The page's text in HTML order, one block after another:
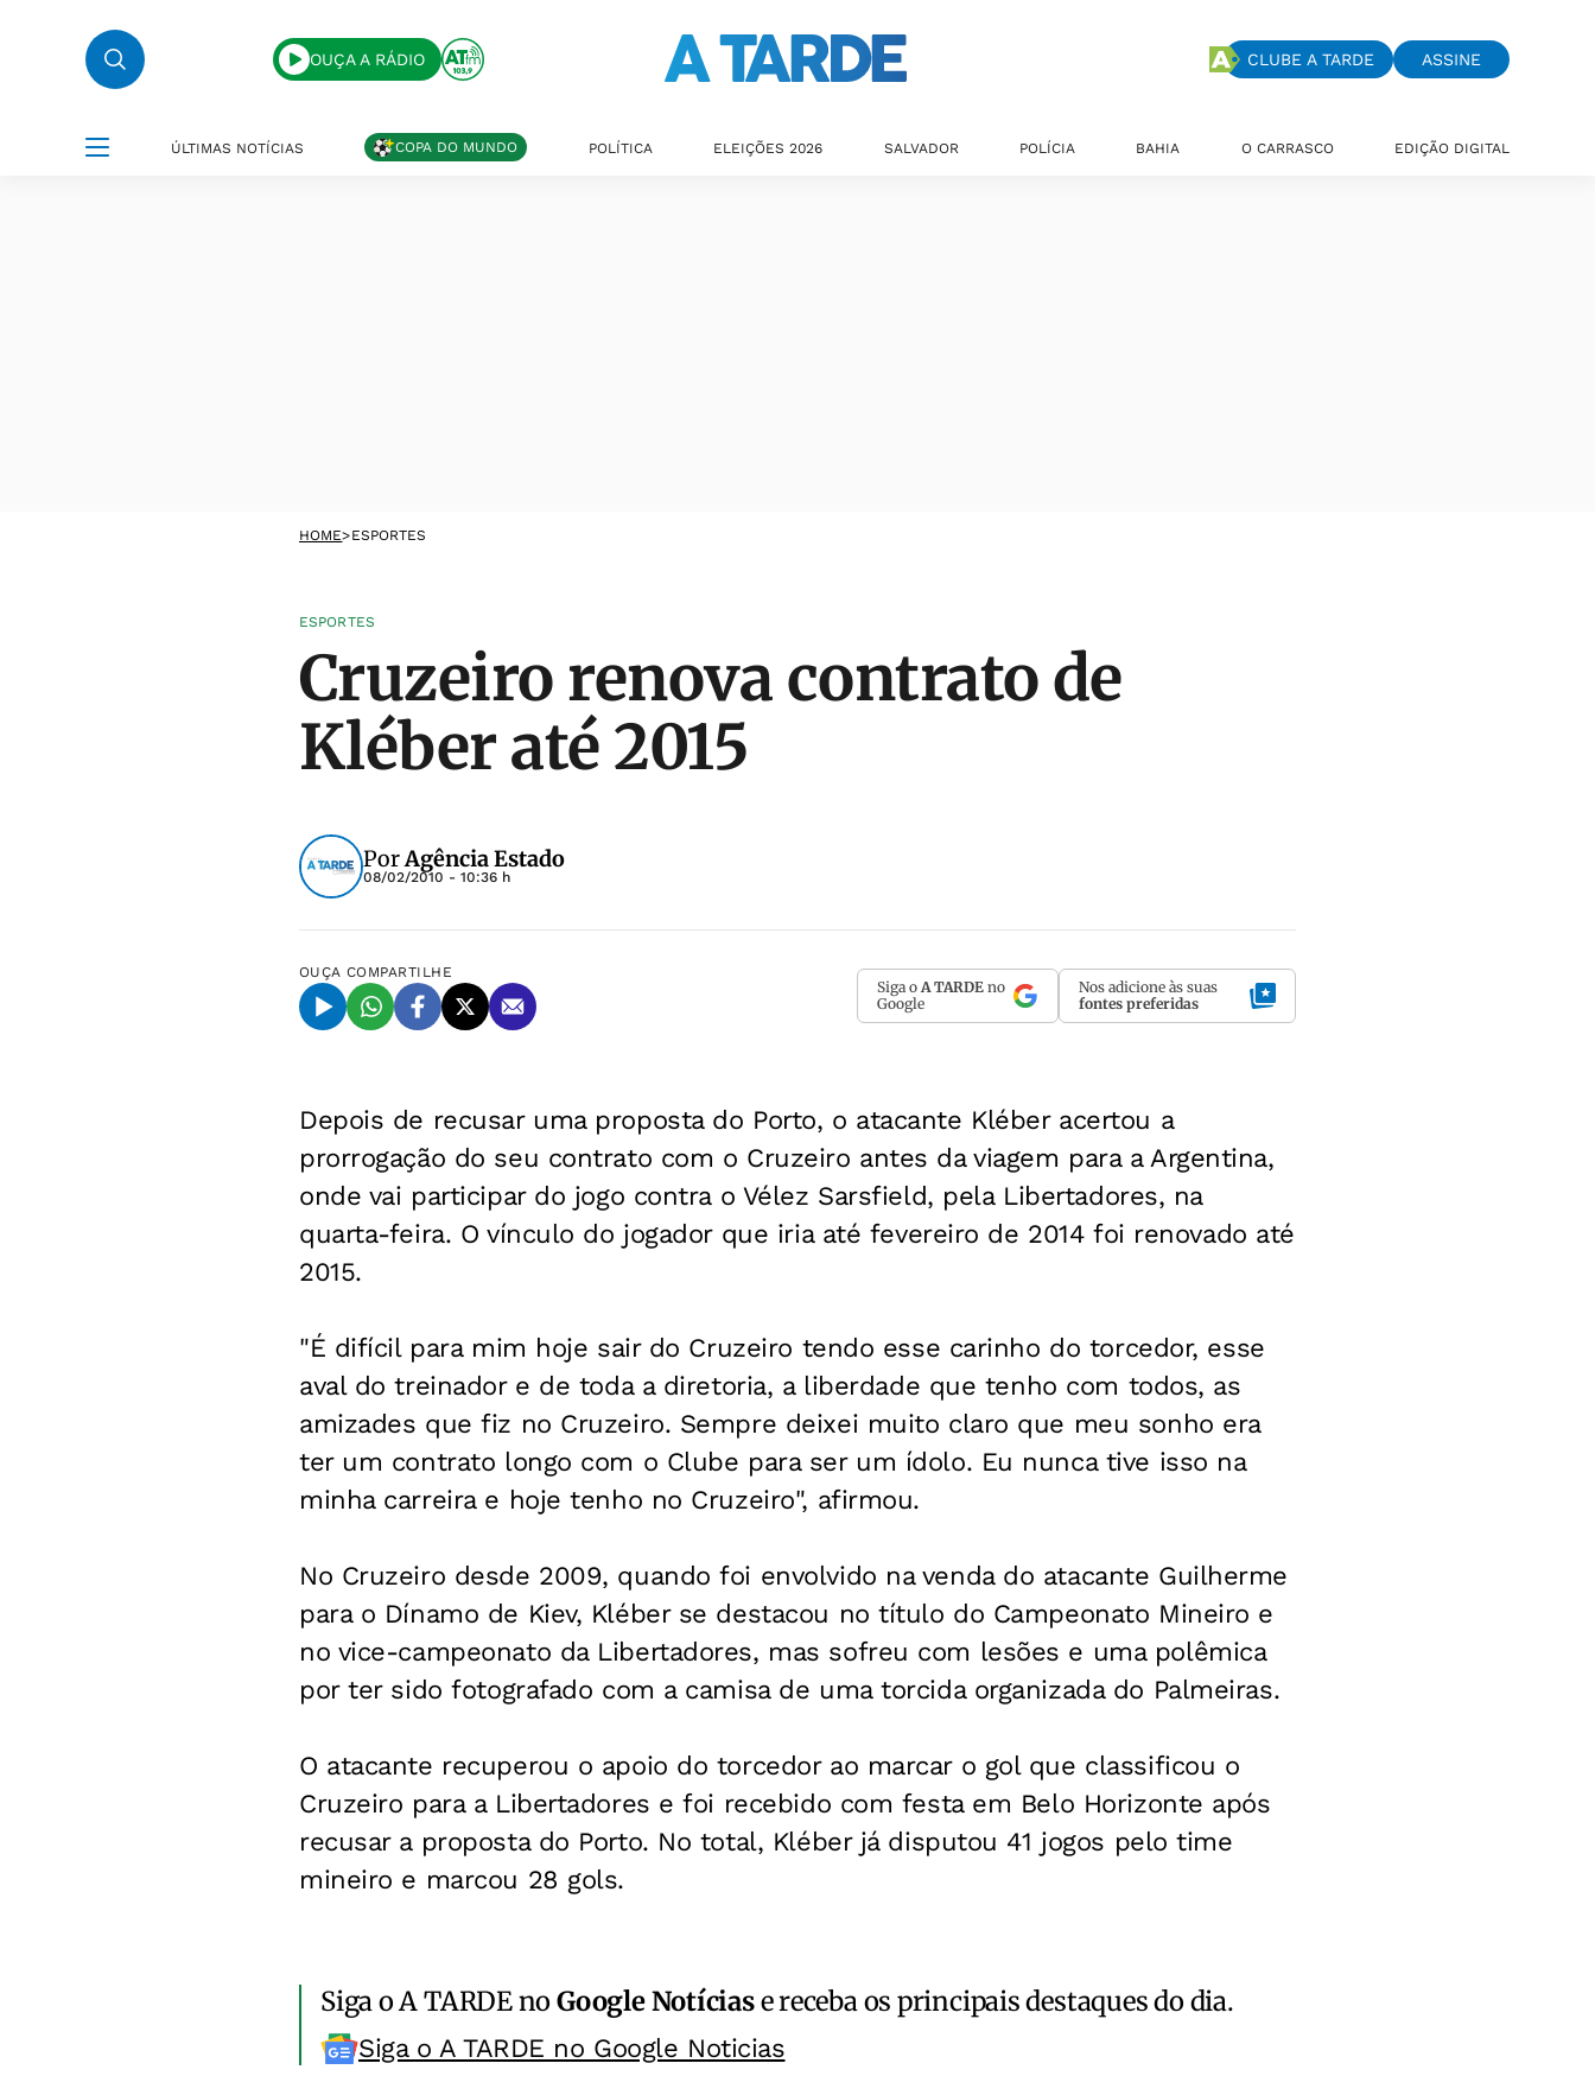
OUÇA A RÁDIO CLUBE A TARDE ASSINE
ÚLTIMAS NOTÍCIAS COPA DO MUNDO POLÍTICA ELEIÇÕES 2026 SALVADOR POLÍCIA BAHIA O CARRASCO EDIÇÃO DIGITAL
HOME>ESPORTES
ESPORTES
Cruzeiro renova contrato de
Kléber até 2015
PorAgência Estado
08/02/2010 - 10:36 h
OUÇA COMPARTILHE
Siga o A TARDE no
Google
Nos adicione às suas
fontes preferidas
Depois de recusar uma proposta do Porto, o atacante Kléber acertou a
prorrogação do seu contrato com o Cruzeiro antes da viagem para a Argentina,
onde vai participar do jogo contra o Vélez Sarsfield, pela Libertadores, na
quarta-feira. O vínculo do jogador que iria até fevereiro de 2014 foi renovado até
2015.
"É difícil para mim hoje sair do Cruzeiro tendo esse carinho do torcedor, esse
aval do treinador e de toda a diretoria, a liberdade que tenho com todos, as
amizades que fiz no Cruzeiro. Sempre deixei muito claro que meu sonho era
ter um contrato longo com o Clube para ser um ídolo. Eu nunca tive isso na
minha carreira e hoje tenho no Cruzeiro", afirmou.
No Cruzeiro desde 2009, quando foi envolvido na venda do atacante Guilherme
para o Dínamo de Kiev, Kléber se destacou no título do Campeonato Mineiro e
no vice-campeonato da Libertadores, mas sofreu com lesões e uma polêmica
por ter sido fotografado com a camisa de uma torcida organizada do Palmeiras.
O atacante recuperou o apoio do torcedor ao marcar o gol que classificou o
Cruzeiro para a Libertadores e foi recebido com festa em Belo Horizonte após
recusar a proposta do Porto. No total, Kléber já disputou 41 jogos pelo time
mineiro e marcou 28 gols.
Siga o A TARDE noGoogle Notíciase receba os principais destaques do dia.
Siga o A TARDE no Google Noticias